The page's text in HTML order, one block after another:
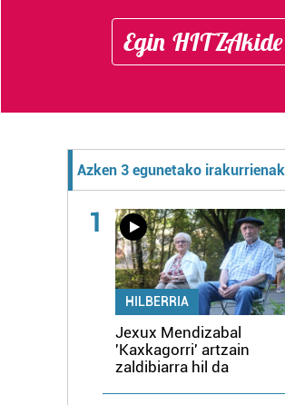
Egin HITZAkide
Azken 3 egunetako irakurrienak
1
HILBERRIA
Jexux Mendizabal
'Kaxkagorri' artzain
zaldibiarra hil da